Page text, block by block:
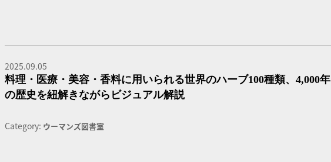
2025.09.05
料理・医療・美容・香料に用いられる世界のハーブ100種類、4,000年
の歴史を紐解きながらビジュアル解説
Category: ウーマンズ図書室